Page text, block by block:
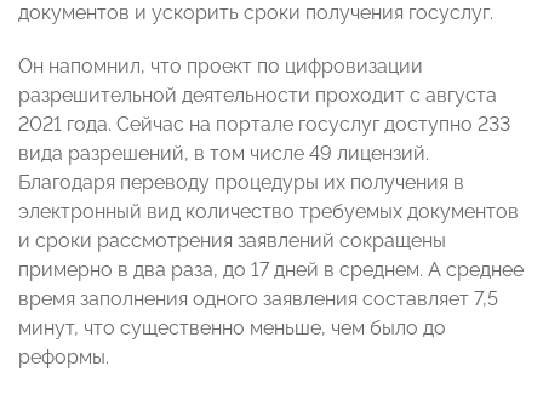
документов и ускорить сроки получения госуслуг.
Он напомнил, что проект по цифровизации
разрешительной деятельности проходит с августа
2021 года. Сейчас на портале госуслуг доступно 233
вида разрешений, в том числе 49 лицензий.
Благодаря переводу процедуры их получения в
электронный вид количество требуемых документов
и сроки рассмотрения заявлений сокращены
примерно в два раза, до 17 дней в среднем. А среднее
время заполнения одного заявления составляет 7,5
минут, что существенно меньше, чем было до
реформы.